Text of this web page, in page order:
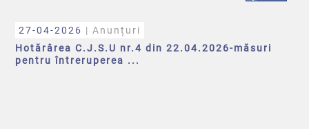
27-04-2026 | Anunțuri
Hotărârea C.J.S.U nr.4 din 22.04.2026-măsuri
pentru întreruperea ...